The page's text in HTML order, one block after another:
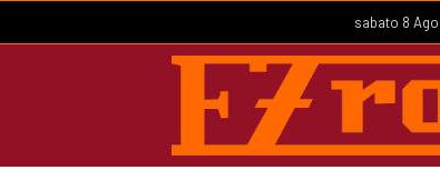
sabato 8